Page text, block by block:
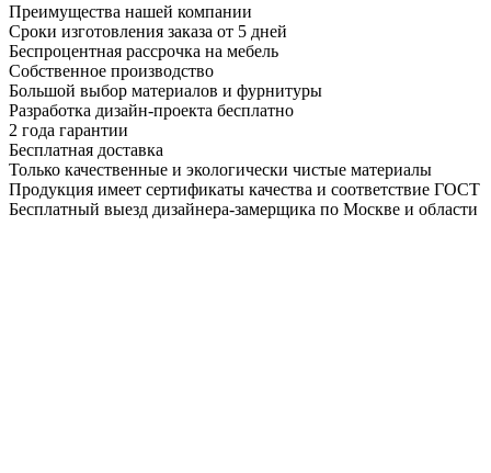
Преимущества нашей компании
Сроки изготовления заказа от 5 дней
Беспроцентная рассрочка на мебель
Собственное производство
Большой выбор материалов и фурнитуры
Разработка дизайн-проекта бесплатно
2 года гарантии
Бесплатная доставка
Только качественные и экологически чистые материалы
Продукция имеет сертификаты качества и соответствие ГОСТ
Бесплатный выезд дизайнера-замерщика по Москве и области